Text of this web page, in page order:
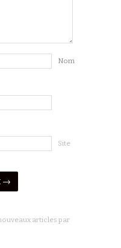
Nom
Site
articles par